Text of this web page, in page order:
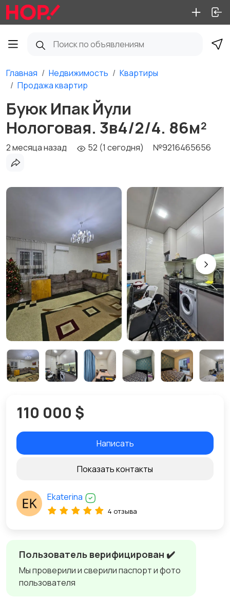
Главная Недвижимость
Квартиры
Продажа квартир
Буюк Ипак Йули
Нологовая. 3в4/2/4. 86м²
2 месяца назад 52 (1 сегодня) №9216465656
Пользователь верифицирован ✔️
Мы проверили и сверили паспорт и фото
пользователя
110 000 $
Написать
Показать контакты
Ekaterina
4 отзыва